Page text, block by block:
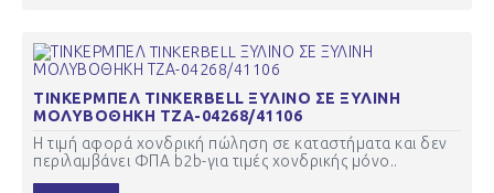
ΤΙΝΚΕΡΜΠΕΛ TINKERBELL ΞΥΛΙΝΟ ΣΕ ΞΥΛΙΝΗ
ΜΟΛΥΒΟΘΗΚΗ ΤΖΑ-04268/41106
Η τιμή αφορά χονδρική πώληση σε καταστήματα και δεν
περιλαμβάνει ΦΠΑ b2b-για τιμές χονδρικής μόνο..